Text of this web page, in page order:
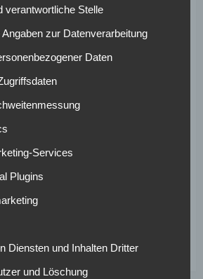
Spielweise von Gräwe kommen.
besten Spielerin des Jahrgangs
für die U20
vergangenen Jahr sind schon zwei
sich 2023 weiter
die Fans der Leverkusenerinnen
rund um den
verantwortliche Stelle
zur Datenverarbeitung
Daten
Services
Plugins
Diensten und Inhalten Dritter
und Löschung